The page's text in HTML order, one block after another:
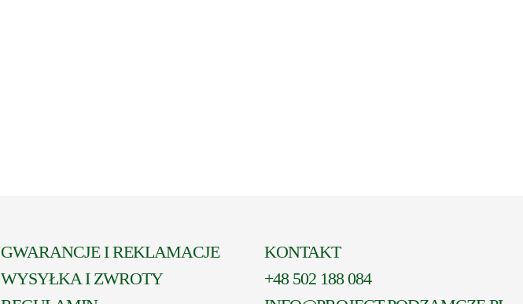
GWARANCJE I REKLAMACJE
WYSYŁKA I ZWROTY
KONTAKT
+48 502 188 084